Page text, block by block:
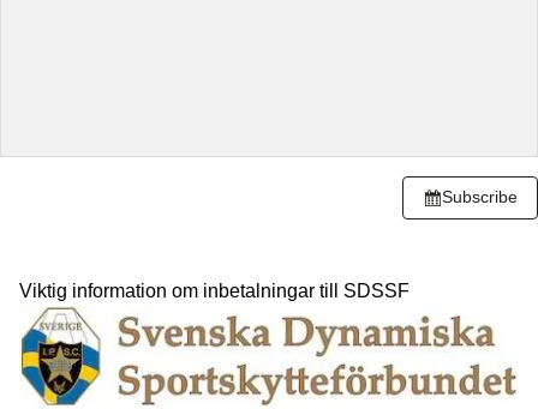
Subscribe
Viktig information om inbetalningar till SDSSF